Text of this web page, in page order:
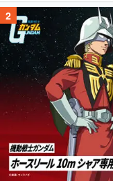
『機動戦士ガンダム』の
リールが予約開始。本体
エンブレム、型式番号な